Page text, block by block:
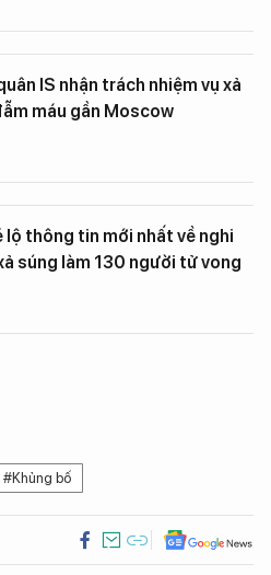
IS nhận trách nhiệm vụ xả
máu gần Moscow
lộ thông tin mới nhất về nghi
súng làm 130 người tử vong
#Khủng bố